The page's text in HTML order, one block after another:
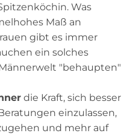
Was
Maß an
gibt es immer
ein solches
"behaupten"
die Kraft, sich besser
einzulassen,
und mehr auf